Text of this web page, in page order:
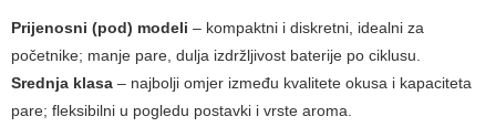
Prijenosni (pod) modeli – kompaktni i diskretni, idealni za
početnike; manje pare, dulja izdržljivost baterije po ciklusu.
Srednja klasa – najbolji omjer između kvalitete okusa i kapaciteta
pare; fleksibilni u pogledu postavki i vrste aroma.